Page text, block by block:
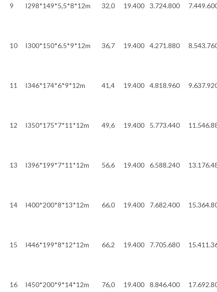
9 I298*149*5,5*8*12m 32,0 19.400 3.724.800
10 I300*150*6.5*9*12m 36,7 19.400 4.271.880
11 I346*174*6*9*12m 41,4 19.400 4.818.960
12 I350*175*7*11*12m 49,6 19.400 5.773.440
13 I396*199*7*11*12m 56,6 19.400 6.588.240
14 I400*200*8*13*12m 66,0 19.400 7.682.400
15 I446*199*8*12*12m 66,2 19.400 7.705.680
16 I450*200*9*14*12m 76,0 19.400 8.846.400